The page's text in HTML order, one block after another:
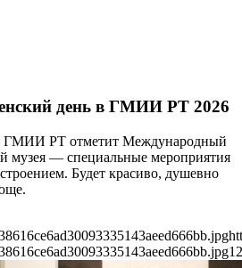
день в ГМИИ РТ 2026
ГМИИ РТ отметит Международный
музея — специальные мероприятия
Будет красиво, душевно